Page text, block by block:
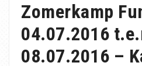
Zomerkamp
04.07.2016
08.07.2016 –